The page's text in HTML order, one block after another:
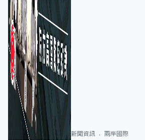
新聞資訊 兩岸國際